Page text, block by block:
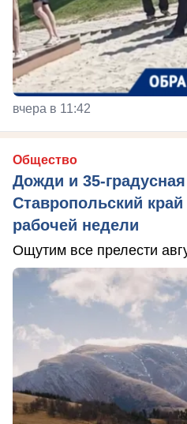
вчера в 11:42
Общество
Дожди и 35-
Ставропольский
рабочей недели
Ощутим все прелести